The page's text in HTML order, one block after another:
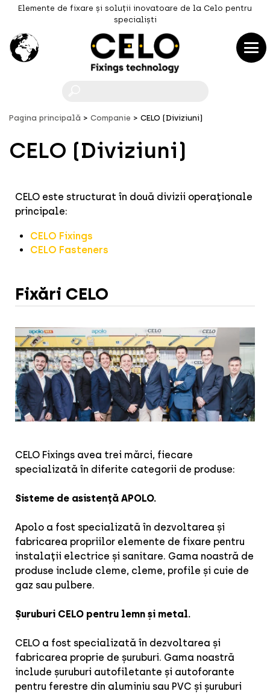
Elemente de fixare și soluții inovatoare de la Celo pentru
specialiști
Pagina principală Companie CELO (Diviziuni)
CELO (Diviziuni)
CELO este structurat în două divizii operaționale
principale:
CELO Fixings
CELO Fasteners
Fixări CELO
CELO Fixings avea trei mărci, fiecare
specializată în diferite categorii de produse:
Sisteme de asistență APOLO.
Apolo a fost specializată în dezvoltarea și
fabricarea propriilor elemente de fixare pentru
instalații electrice și sanitare. Gama noastră de
produse include cleme, cleme, profile și cuie de
gaz sau pulbere.
Șuruburi CELO pentru lemn și metal.
CELO a fost specializată în dezvoltarea și
fabricarea proprie de șuruburi. Gama noastră
include șuruburi autofiletante și autoforante
pentru ferestre din aluminiu sau PVC și șuruburi